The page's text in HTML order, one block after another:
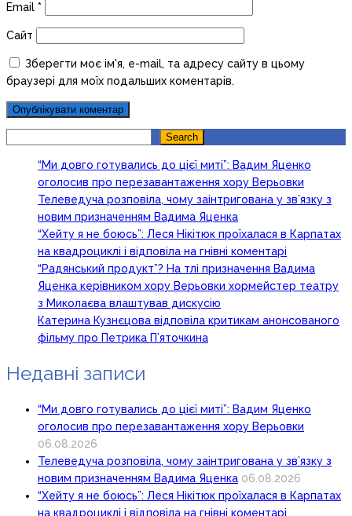
Email *
Сайт
Зберегти моє ім'я, e-mail, та адресу сайту в цьому
браузері для моїх подальших коментарів.
Search
“Ми довго готувались до цієї миті”: Вадим Яценко
оголосив про перезавантаження хору Верьовки
Телеведуча розповіла, чому заінтригована у зв’язку з
новим призначенням Вадима Яценка
“Хейту я не боюсь”: Леся Нікітюк проїхалася в Карпатах
на квадроциклі і відповіла на гнівні коментарі
“Радянський продукт”? На тлі призначення Вадима
Яценка керівником хору Верьовки хормейстер театру
з Миколаєва влаштував дискусію
Катерина Кузнєцова відповіла критикам анонсованого
фільму про Петрика П’яточкина
Недавні записи
“Ми довго готувались до цієї миті”: Вадим Яценко
оголосив про перезавантаження хору Верьовки
06.08.2026
Телеведуча розповіла, чому заінтригована у зв’язку з
новим призначенням Вадима Яценка 06.08.2026
“Хейту я не боюсь”: Леся Нікітюк проїхалася в Карпатах
на квадроциклі і відповіла на гнівні коментарі